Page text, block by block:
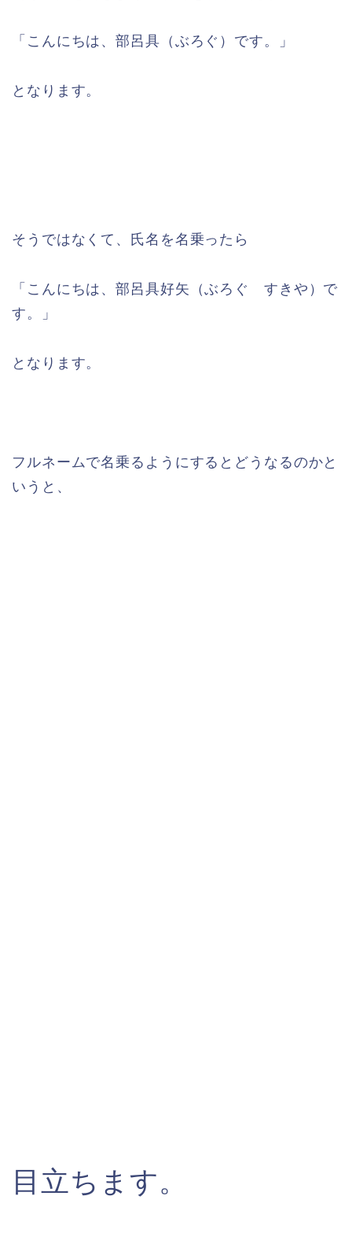
「こんにちは、部呂具（ぶろぐ）です。」
となります。
そうではなくて、氏名を名乗ったら
「こんにちは、部呂具好矢（ぶろぐ すきや）で
す。」
となります。
フルネームで名乗るようにするとどうなるのかと
いうと、
目立ちます。